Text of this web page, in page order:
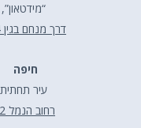
“מידטאון”,
דרך מנחם בגין 144
חיפה
עיר תחתית
רחוב הנמל 32